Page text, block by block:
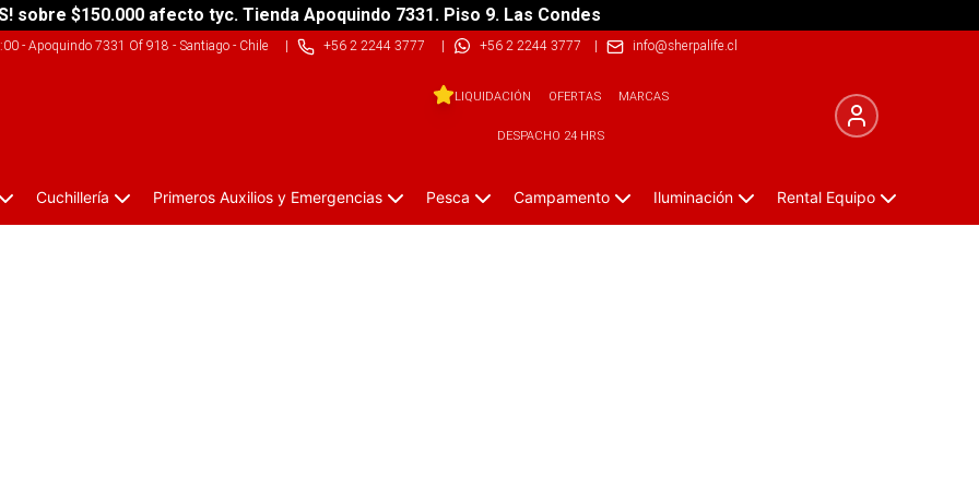
sobre $150.000 afecto tyc. Tienda Apoquindo 7331. Piso 9. Las Condes
- Apoquindo 7331 Of 918 - Santiago - Chile| +56 2 2244 3777 | +56 2 2244 3777 | info@sherpalife.cl
LIQUIDACIÓN OFERTAS MARCAS
DESPACHO 24 HRS
Cuchillería Primeros Auxilios y Emergencias Pesca Campamento Iluminación Rental Equipo